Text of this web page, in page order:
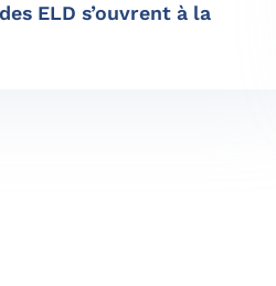
ELD s’ouvrent à la